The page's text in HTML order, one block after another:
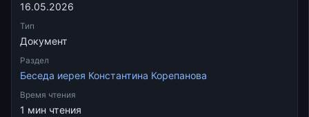
16.05.2026
Тип
Документ
Раздел
Беседа иерея Константина Корепанова
Время чтения
1 мин чтения